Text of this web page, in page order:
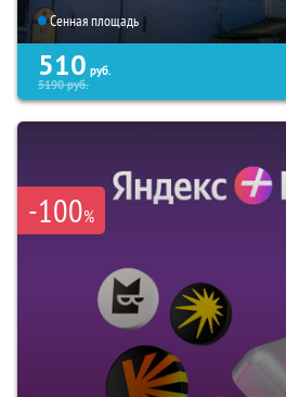
Сенная площадь
510 руб.
5190руб.
-100%